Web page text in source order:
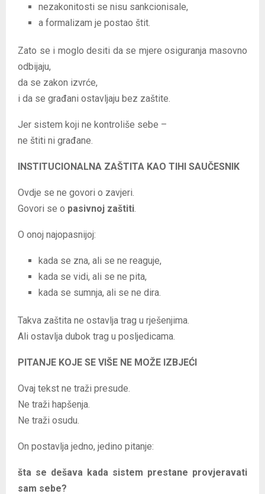
nezakonitosti se nisu sankcionisale,
a formalizam je postao štit.
Zato se i moglo desiti da se mjere osiguranja masovno
odbijaju,
da se zakon izvrće,
i da se građani ostavljaju bez zaštite.
Jer sistem koji ne kontroliše sebe –
ne štiti ni građane.
INSTITUCIONALNA ZAŠTITA KAO TIHI SAUČESNIK
Ovdje se ne govori o zavjeri.
Govori se o pasivnoj zaštiti
O onoj najopasnijoj:
kada se zna, ali se ne reaguje,
kada se vidi, ali se ne pita,
kada se sumnja, ali se ne dira.
Takva zaštita ne ostavlja trag u rješenjima.
Ali ostavlja dubok trag u posljedicama.
PITANJE KOJE SE VIŠE NE MOŽE IZBJEĆI
Ovaj tekst ne traži presude.
Ne traži hapšenja.
Ne traži osudu.
On postavlja jedno, jedino pitanje:
šta se dešava kada sistem prestane provjeravati
sam sebe?